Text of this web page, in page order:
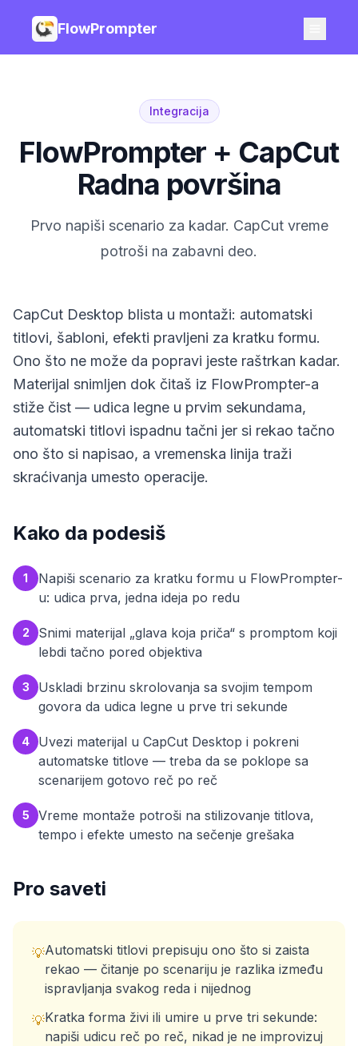
FlowPrompter
Integracija
FlowPrompter + CapCut
Radna površina
Prvo napiši scenario za kadar. CapCut vreme
potroši na zabavni deo.
CapCut Desktop blista u montaži: automatski
titlovi, šabloni, efekti pravljeni za kratku formu.
Ono što ne može da popravi jeste raštrkan kadar.
Materijal snimljen dok čitaš iz FlowPrompter-a
stiže čist — udica legne u prvim sekundama,
automatski titlovi ispadnu tačni jer si rekao tačno
ono što si napisao, a vremenska linija traži
skraćivanja umesto operacije.
Kako da podesiš
1
Napiši scenario za kratku formu u FlowPrompter-
u: udica prva, jedna ideja po redu
2
Snimi materijal „glava koja priča“ s promptom koji
lebdi tačno pored objektiva
3
Uskladi brzinu skrolovanja sa svojim tempom
govora da udica legne u prve tri sekunde
4
Uvezi materijal u CapCut Desktop i pokreni
automatske titlove — treba da se poklope sa
scenarijem gotovo reč po reč
5
Vreme montaže potroši na stilizovanje titlova,
tempo i efekte umesto na sečenje grešaka
Pro saveti
💡Automatski titlovi prepisuju ono što si zaista
rekao — čitanje po scenariju je razlika između
ispravljanja svakog reda i nijednog
💡Kratka forma živi ili umire u prve tri sekunde:
napiši udicu reč po reč, nikad je ne improvizuj